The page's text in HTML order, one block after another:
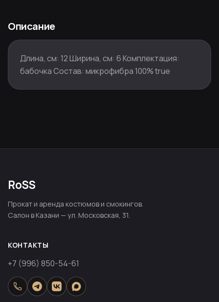
Описание
Длина, см: 12 Ширина, см: 6 Комплектация:
бабочка Состав: микрофибра 100% true
RoSS
Прокат и аренда костюмов и смокингов.
Салон в Казани — ул. Московская, 31.
КОНТАКТЫ
+7 (996) 850-54-61